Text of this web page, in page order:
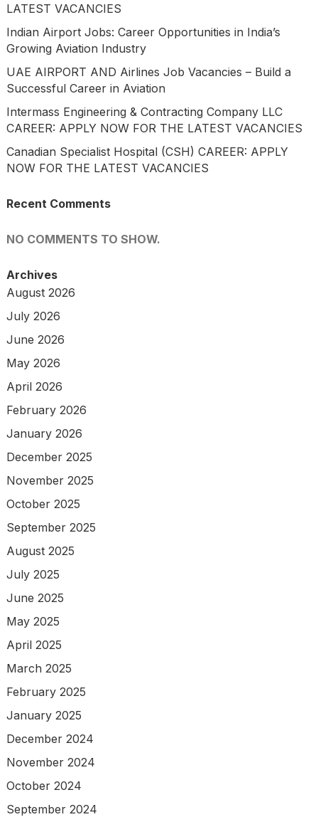
LATEST VACANCIES
Indian Airport Jobs: Career Opportunities in India’s
Growing Aviation Industry
UAE AIRPORT AND Airlines Job Vacancies – Build a
Successful Career in Aviation
Intermass Engineering & Contracting Company LLC
CAREER: APPLY NOW FOR THE LATEST VACANCIES
Canadian Specialist Hospital (CSH) CAREER: APPLY
NOW FOR THE LATEST VACANCIES
Recent Comments
NO COMMENTS TO SHOW.
Archives
August 2026
July 2026
June 2026
May 2026
April 2026
February 2026
January 2026
December 2025
November 2025
October 2025
September 2025
August 2025
July 2025
June 2025
May 2025
April 2025
March 2025
February 2025
January 2025
December 2024
November 2024
October 2024
September 2024